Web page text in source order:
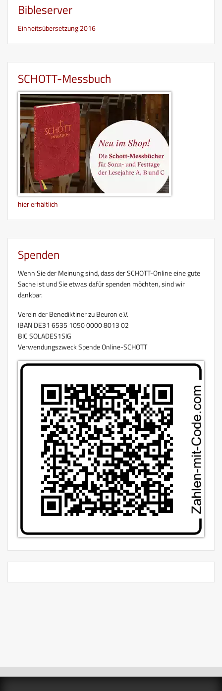
Bibleserver
Einheitsübersetzung 2016
SCHOTT-Messbuch
hier erhältlich
Spenden
Wenn Sie der Meinung sind, dass der SCHOTT-Online eine gute
Sache ist und Sie etwas dafür spenden möchten, sind wir
dankbar.
Verein der Benediktiner zu Beuron e.V.
IBAN DE31 6535 1050 0000 8013 02
BIC SOLADES1SIG
Verwendungszweck Spende Online-SCHOTT